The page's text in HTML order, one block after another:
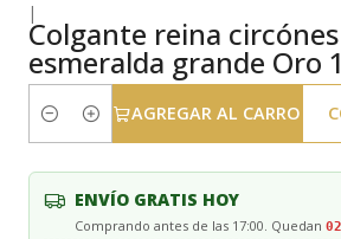
|
Colgante reina
esmeralda grande Oro
Cantidad
AGREGAR AL CARRO
ENVÍO GRATIS HOY
Comprando antes de las 17:00. Quedan